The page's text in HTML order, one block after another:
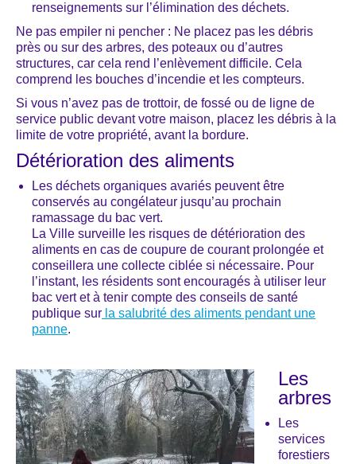
renseignements sur l’élimination des déchets.
Ne pas empiler ni pencher : Ne placez pas les débris
près ou sur des arbres, des poteaux ou d’autres
structures, car cela rend l’enlèvement difficile. Cela
comprend les bouches d’incendie et les compteurs.
Si vous n’avez pas de trottoir, de fossé ou de ligne de
service public devant votre maison, placez les débris à la
limite de votre propriété, avant la bordure.
Détérioration des aliments
Les déchets organiques avariés peuvent être
conservés au congélateur jusqu’au prochain
ramassage du bac vert.
La Ville surveille les risques de détérioration des
aliments en cas de coupure de courant prolongée et
conseillera une collecte ciblée si nécessaire. Pour
l’instant, les résidents sont encouragés à utiliser leur
bac vert et à tenir compte des conseils de santé
publique sur la salubrité des aliments pendant une
panne.
Les
arbres
Les
services
forestiers